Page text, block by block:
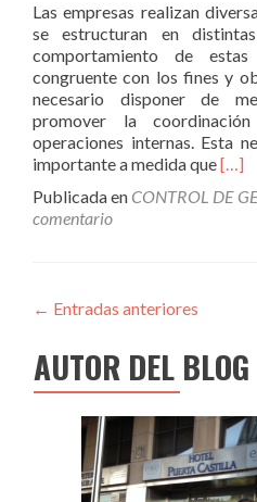
Las empresas realizan
se estructuran en
comportamiento de
congruente con los fines y
necesario disponer de
promover la
operaciones internas. Esta
importante a medida queLeer
qué
[…]
Publicada en CONTROL DE
comentario
← Entradas anteriores
AUTOR DEL BLOG